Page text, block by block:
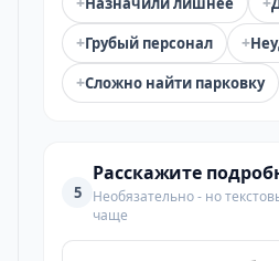
+Грубый персонал +
+Сложно найти парковку
5
Расскажите
Необязательно - но
чаще